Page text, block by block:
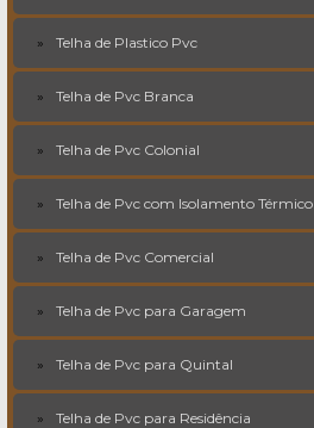
Telha de Plastico Pvc
Telha de Pvc Branca
Telha de Pvc Colonial
Telha de Pvc com Isolamento Térmico
Telha de Pvc Comercial
Telha de Pvc para Garagem
Telha de Pvc para Quintal
Telha de Pvc para Residência